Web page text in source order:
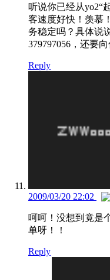
听说你已经从yo2“
客速度好快！羡慕
务稳定吗？具体说
379797056，还要
Reply
2009/03/20 22:02
呵呵！没想到竟是
单呀！！
Reply